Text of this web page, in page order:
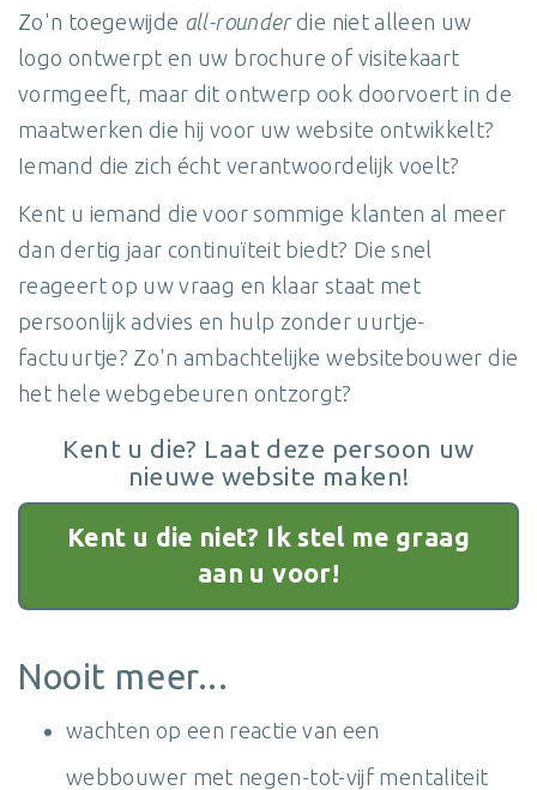
Zo'n toegewijde all-rounderdie niet alleen uw
logo ontwerpt en uw brochure of visitekaart
vormgeeft, maar dit ontwerp ook doorvoert in de
maatwerken die hij voor uw website ontwikkelt?
Iemand die zich écht verantwoordelijk voelt?
Kent u iemand die voor sommige klanten al meer
dan dertig jaar continuïteit biedt? Die snel
reageert op uw vraag en klaar staat met
persoonlijk advies en hulp zonder uurtje-
factuurtje? Zo'n ambachtelijke websitebouwer die
het hele webgebeuren ontzorgt?
Kent u die? Laat deze persoon uw
nieuwe website maken!
Kent u die niet? Ik stel me graag
aan u voor!
Nooit meer...
wachten op een reactie van een
webbouwer met negen-tot-vijf mentaliteit